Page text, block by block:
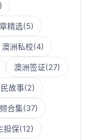
精选(5)
澳洲私校(4)
澳洲签证(27)
故事(2)
合集(37)
担保(12)